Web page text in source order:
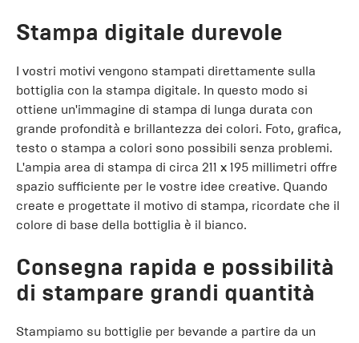
Stampa digitale durevole
I vostri motivi vengono stampati direttamente sulla
bottiglia con la stampa digitale. In questo modo si
ottiene un'immagine di stampa di lunga durata con
grande profondità e brillantezza dei colori. Foto, grafica,
testo o stampa a colori sono possibili senza problemi.
L'ampia area di stampa di circa 211 x 195 millimetri offre
spazio sufficiente per le vostre idee creative. Quando
create e progettate il motivo di stampa, ricordate che il
colore di base della bottiglia è il bianco.
Consegna rapida e possibilità
di stampare grandi quantità
Stampiamo su bottiglie per bevande a partire da un